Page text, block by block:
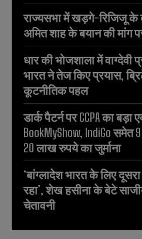
राज्यसभा में खड़गे-रिजिजू के
अमित शाह के बयान की मांग
धार की भोजशाला में वाग्देवी
भारत ने तेज किए प्रयास,
कूटनीतिक पहल
डार्क पैटर्न पर CCPA का बड़ा
BookMyShow, IndiGo समेत
20 लाख रुपये का जुर्माना
‘बांग्लादेश भारत के लिए
रहा’, शेख हसीना के बेटे
चेतावनी